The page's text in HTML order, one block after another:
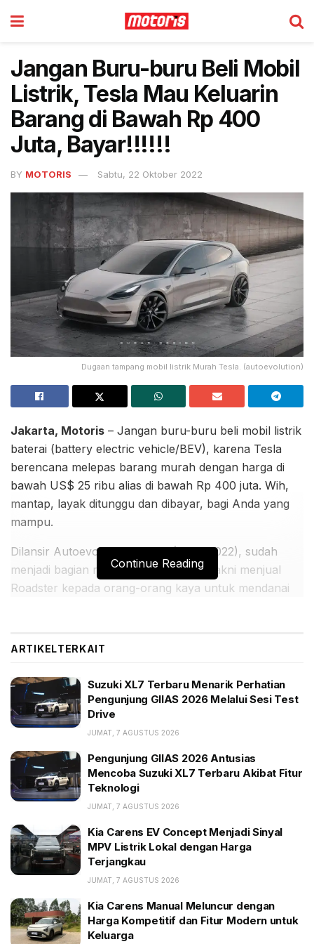
Jangan Buru-buru Beli Mobil
Listrik, Tesla Mau Keluarin
Barang di Bawah Rp 400
Juta, Bayar!!!!!!
BY MOTORIS Sabtu, 22 Oktober 2022
Dugaan tampang mobil listrik Murah Tesla. (autoevolution)
Jakarta, Motoris – Jangan buru-buru beli mobil listrik
baterai (battery electric vehicle/BEV), karena Tesla
berencana melepas barang murah dengan harga di
bawah US$ 25 ribu alias di bawah Rp 400 juta. Wih,
mantap, layak ditunggu dan dibayar, bagi Anda yang
mampu.
Dilansir Autoevolution, Jumat (21/10/2022), sudah
menjadi bagian rencana bisnis Tesla, yakni menjual
Roadster kepada orang-orang kaya untuk mendanai
BACA JUGA:
Suzuki XL7 Terbaru Menarik Perhatian Pengunjung
GIIAS 2026 Melalui Sesi Test Drive
Pengunjung GIIAS 2026 Antusias Mencoba Suzuki
XL7 Terbaru Akibat Fitur Teknologi
Kia Carens EV Concept Menjadi Sinyal MPV Listrik
Lokal dengan Harga Terjangkau
Selepas itu, Tesla kini mempertimbangkan menjual
BEV dengan harga murah, yang dari rumor beredar
dibanderol US$ 25 ribu alias Rp 397 juta atau di
bawah Rp 400 juta. Tesla kini dalam posisi yang bagus
untuk mewujudkan ambisi itu. Soalnya, margin laba
usaha Tesla sangat besar, 17,2% kuartal III tahun ini,
tertinggi dibandingkan seluruh pabrikan otomotif
sejagat.
Continue Reading
ARTIKELTERKAIT
Suzuki XL7 Terbaru Menarik Perhatian
Pengunjung GIIAS 2026 Melalui Sesi Test
Drive
JUMAT, 7 AGUSTUS 2026
Pengunjung GIIAS 2026 Antusias
Mencoba Suzuki XL7 Terbaru Akibat Fitur
Teknologi
JUMAT, 7 AGUSTUS 2026
Kia Carens EV Concept Menjadi Sinyal
MPV Listrik Lokal dengan Harga
Terjangkau
JUMAT, 7 AGUSTUS 2026
Kia Carens Manual Meluncur dengan
Harga Kompetitif dan Fitur Modern untuk
Keluarga